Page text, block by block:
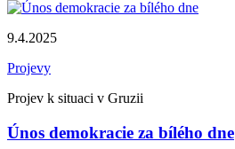
9.4.2025
Projevy
Projev k situaci v Gruzii
Únos demokracie za bílého dne